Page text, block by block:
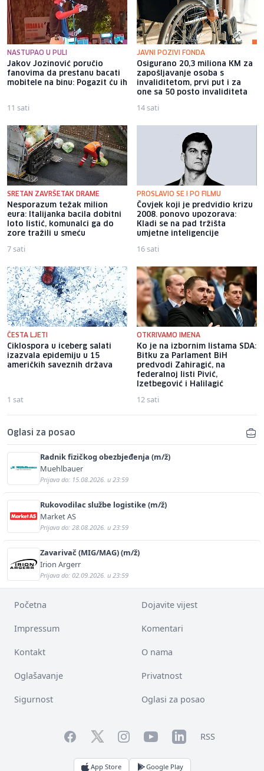
NASTUPAO U PULI
Jakov Jozinović poručio
fanovima da prestanu bacati
mobitele na binu: Pogazit ću ih
11 sati
JAVNI POZIVI FONDA
Osigurano 20,3 miliona KM za
zapošljavanje osoba s
invaliditetom, prvi put i za
one sa 50 posto invaliditeta
14 sati
SRETAN ZAVRŠETAK DRAME
Nesporazum težak milion
eura: Italijanka bacila dobitni
loto listić, komunalci ga do
zore tražili u smeću
7 sati
PROSLAVIO SE I PO FILMU
Čovjek koji je predvidio krizu
2008. ponovo upozorava:
Kladi se na pad tržišta
umjetne inteligencije
16 sati
ČESTA LJETI
Ciklospora u iceberg salati
izazvala epidemiju u 15
američkih saveznih država
1 sat
OTKRIVAMO IMENA
Ko je na izbornim listama SDA:
Bitku za Parlament BiH
predvodi Zahiragić, na
federalnoj listi Pivić,
Izetbegović i Halilagić
12 sati
Oglasi za posao
Radnik fizičkog obezbjeđenja (m/ž)
Muehlbauer
Prijava do: 15.08.2026. u 23:59
Rukovodilac službe logistike (m/ž)
Market AS
Prijava do: 28.08.2026. u 23:59
Zavarivač (MIG/MAG) (m/ž)
Irion Argerr
Prijava do: 02.09.2026. u 23:59
Početna Dojavite vijest
Impressum Komentari
Kontakt O nama
Oglašavanje Privatnost
Sigurnost Oglasi za posao
FacebookTwitterInstagramYouTubeLinkedInRSS
App Store Google Play